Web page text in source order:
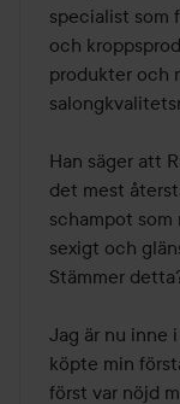
specialist som
och
produkter och
Han säger att
det mest
schampot som
sexigt och
Stämmer
Jag är nu inne
köpte min
först var nöjd